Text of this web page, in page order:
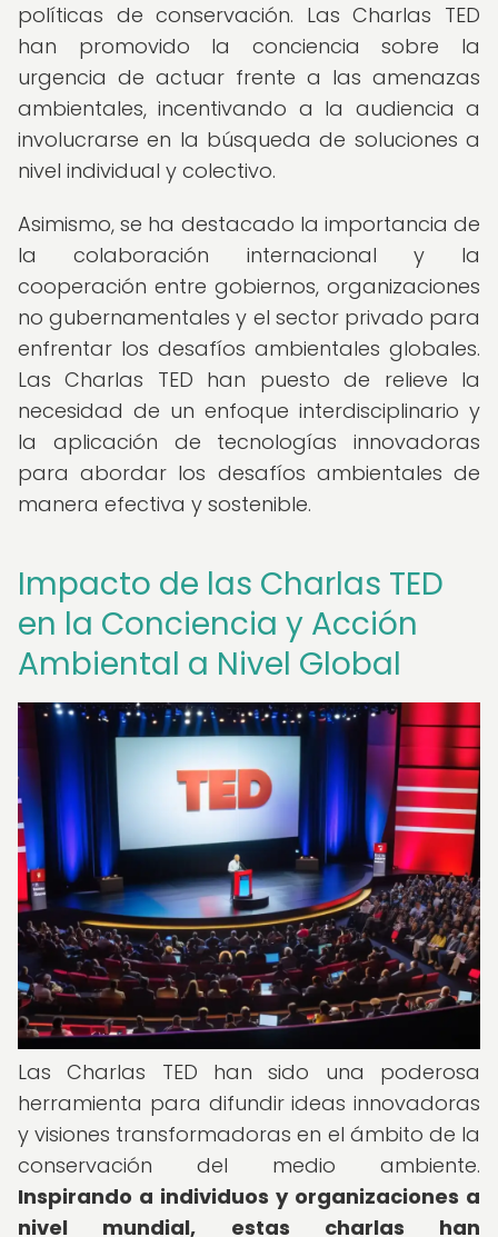
políticas de conservación. Las Charlas TED
han promovido la conciencia sobre la
urgencia de actuar frente a las amenazas
ambientales, incentivando a la audiencia a
involucrarse en la búsqueda de soluciones a
nivel individual y colectivo.
Asimismo, se ha destacado la importancia de
la colaboración internacional y la
cooperación entre gobiernos, organizaciones
no gubernamentales y el sector privado para
enfrentar los desafíos ambientales globales.
Las Charlas TED han puesto de relieve la
necesidad de un enfoque interdisciplinario y
la aplicación de tecnologías innovadoras
para abordar los desafíos ambientales de
manera efectiva y sostenible.
Impacto de las Charlas TED
en la Conciencia y Acción
Ambiental a Nivel Global
Las Charlas TED han sido una poderosa
herramienta para difundir ideas innovadoras
y visiones transformadoras en el ámbito de la
conservación del medio ambiente.
Inspirando a individuos y organizaciones a
nivel mundial, estas charlas han